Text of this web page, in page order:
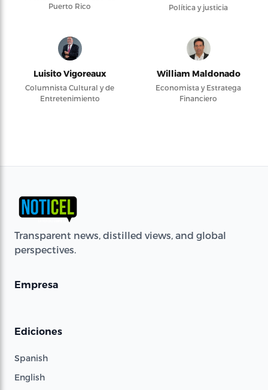
Puerto Rico
Política y justicia
Luisito Vigoreaux
Columnista Cultural y de
Entretenimiento
William Maldonado
Economista y Estratega
Financiero
Transparent news, distilled views, and global
perspectives.
Empresa
Ediciones
Spanish
English